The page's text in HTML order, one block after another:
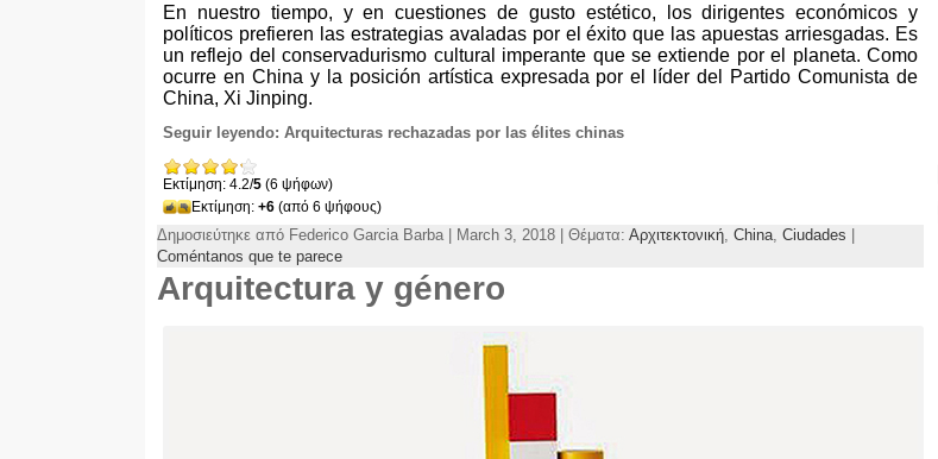
En nuestro tiempo, y en cuestiones de gusto estético,
los dirigentes económicos y
políticos prefieren las estrategias avaladas por el éxito que las apuestas arriesgadas. Es
un reflejo del conservadurismo cultural imperante que se extiende por el planeta.Como
ocurre en China y la posición artística expresada por el líder del Partido Comunista de
China, Xi Jinping.
Seguir leyendo: Arquitecturas rechazadas por las élites chinas
Εκτίμηση: 4.2/5 (6 ψήφων)
Εκτίμηση: +6 (από 6 ψήφους)
Δημοσιεύτηκε από Federico Garcia Barba | March 3, 2018 | Θέματα: Αρχιτεκτονική, China, Ciudades
Coméntanos que te parece
Arquitectura y género